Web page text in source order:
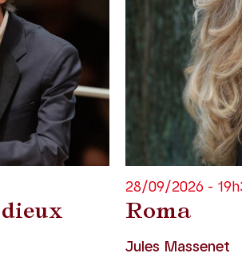
Roma
28/09/2026 -
Jules Massenet